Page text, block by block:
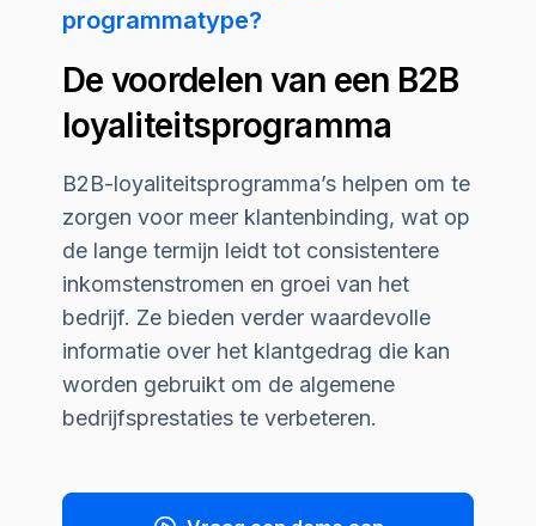
programmatype?
De voordelen van een B2B
loyaliteitsprogramma
B2B-loyaliteitsprogramma’s helpen om te
zorgen voor meer klantenbinding, wat op
de lange termijn leidt tot consistentere
inkomstenstromen en groei van het
bedrijf. Ze bieden verder waardevolle
informatie over het klantgedrag die kan
worden gebruikt om de algemene
bedrijfsprestaties te verbeteren.